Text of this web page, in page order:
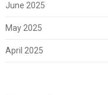
June 2025
May 2025
April 2025